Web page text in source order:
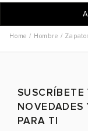
Hombre
NOVEDADES
PARA TI